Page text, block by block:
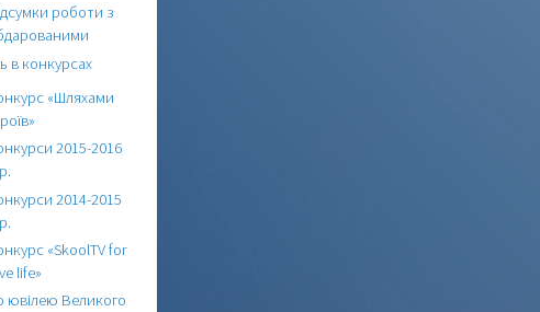
роботи з
в конкурсах
«Шляхами
2015-2016
2014-2015
«SkoolTV for
life»
ювілею Великого